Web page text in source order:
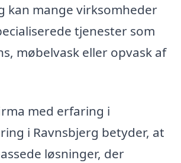
kan mange virksomheder
tjenester som
møbelvask eller opvask af
med erfaring i
i Ravnsbjerg betyder, at
løsninger, der